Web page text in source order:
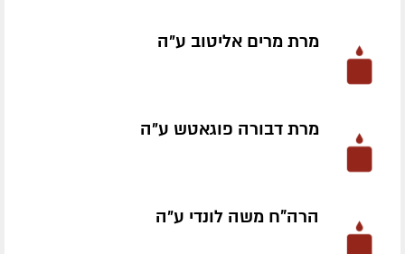
מרת מרים אליטוב ע״ה
מרת דבורה פוגאטש ע״ה
הרה"ח משה לונדי ע״ה